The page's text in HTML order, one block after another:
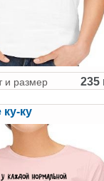
и размер 235
ку